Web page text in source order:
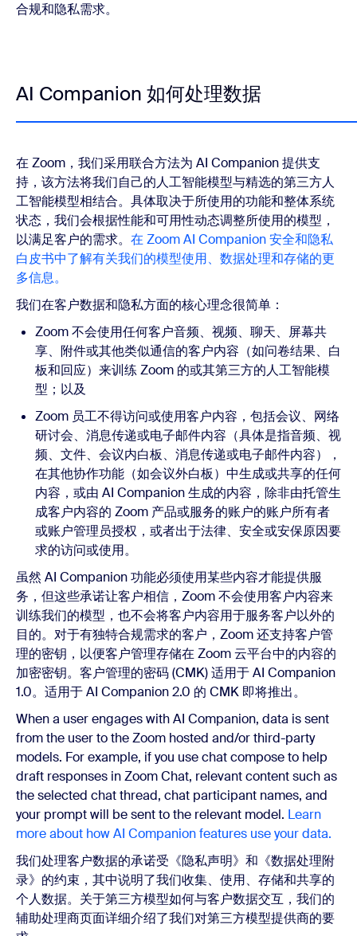
合规和隐私需求。
AI Companion 如何处理数据
在 Zoom，我们采用联合方法为 AI Companion 提供支
持，该方法将我们自己的人工智能模型与精选的第三方人
工智能模型相结合。具体取决于所使用的功能和整体系统
状态，我们会根据性能和可用性动态调整所使用的模型，
以满足客户的需求。 在 Zoom AI Companion 安全和隐私
白皮书中了解有关我们的模型使用、数据处理和存储的更
多信息。
我们在客户数据和隐私方面的核心理念很简单：
Zoom 不会使用任何客户音频、视频、聊天、屏幕共
享、附件或其他类似通信的客户内容（如问卷结果、白
板和回应）来训练 Zoom 的或其第三方的人工智能模
型；以及
Zoom 员工不得访问或使用客户内容，包括会议、网络
研讨会、消息传递或电子邮件内容（具体是指音频、视
频、文件、会议内白板、消息传递或电子邮件内容），
在其他协作功能（如会议外白板）中生成或共享的任何
内容，或由 AI Companion 生成的内容，除非由托管生
成客户内容的 Zoom 产品或服务的账户的账户所有者
或账户管理员授权，或者出于法律、安全或安保原因要
求的访问或使用。
虽然 AI Companion 功能必须使用某些内容才能提供服
务，但这些承诺让客户相信，Zoom 不会使用客户内容来
训练我们的模型，也不会将客户内容用于服务客户以外的
目的。对于有独特合规需求的客户，Zoom 还支持客户管
理的密钥，以便客户管理存储在 Zoom 云平台中的内容的
加密密钥。客户管理的密码 (CMK) 适用于 AI Companion
1.0。适用于 AI Companion 2.0 的 CMK 即将推出。
When a user engages with AI Companion, data is sent
from the user to the Zoom hosted and/or third-party
models. For example, if you use chat compose to help
draft responses in Zoom Chat, relevant content such as
the selected chat thread, chat participant names, and
your prompt will be sent to the relevant model. Learn
more about how AI Companion features use your data.
我们处理客户数据的承诺受《隐私声明》和《数据处理附
录》的约束，其中说明了我们收集、使用、存储和共享的
个人数据。关于第三方模型如何与客户数据交互，我们的
辅助处理商页面详细介绍了我们对第三方模型提供商的要